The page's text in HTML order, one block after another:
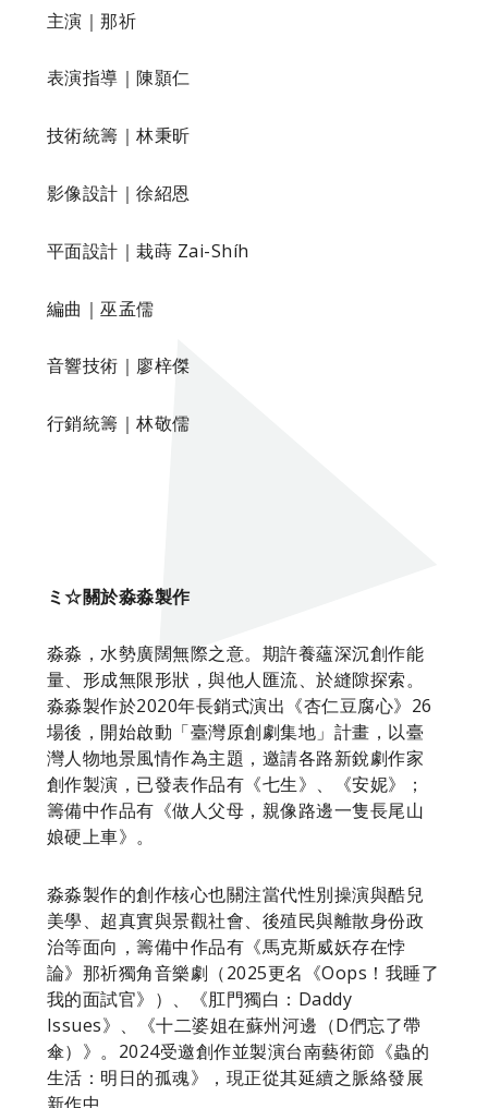
主演｜那祈
表演指導｜陳顥仁
技術統籌｜林秉昕
影像設計｜徐紹恩
平面設計｜栽蒔 Zai-Shíh
編曲｜巫孟儒
音響技術｜廖梓傑
行銷統籌｜林敬儒
ミ☆關於淼淼製作
淼淼，水勢廣闊無際之意。期許養蘊深沉創作能
量、形成無限形狀，與他人匯流、於縫隙探索。
淼淼製作於2020年長銷式演出《杏仁豆腐心》26
場後，開始啟動「臺灣原創劇集地」計畫，以臺
灣人物地景風情作為主題，邀請各路新銳劇作家
創作製演，已發表作品有《七生》、《安妮》；
籌備中作品有《做人父母，親像路邊一隻長尾山
娘硬上車》。
淼淼製作的創作核心也關注當代性別操演與酷兒
美學、超真實與景觀社會、後殖民與離散身份政
治等面向，籌備中作品有《馬克斯威妖存在悖
論》那祈獨角音樂劇（2025更名《Oops！我睡了
我的面試官》）、《肛門獨白：Daddy
Issues》、《十二婆姐在蘇州河邊（D們忘了帶
傘）》。2024受邀創作並製演台南藝術節《蟲的
生活：明日的孤魂》，現正從其延續之脈絡發展